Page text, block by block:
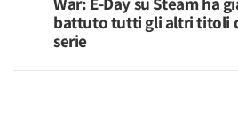
battuto tutti gli altri titoli
serie